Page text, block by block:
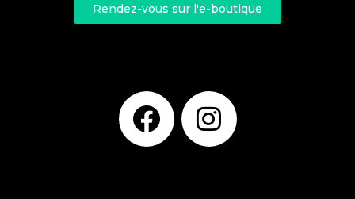
Rendez-vous sur l'e-boutique